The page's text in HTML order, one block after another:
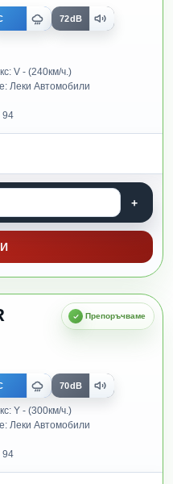
72dB
V - (240км/ч.)
Леки Автомобили
94
70dB
Y - (300км/ч.)
Леки Автомобили
94